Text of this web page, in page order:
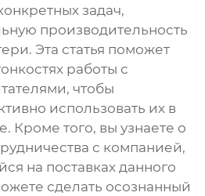
задач,
производительность
Эта статья поможет
работы с
, чтобы
использовать их в
Кроме того, вы узнаете о
с компанией,
на поставках данного
сделать осознанный